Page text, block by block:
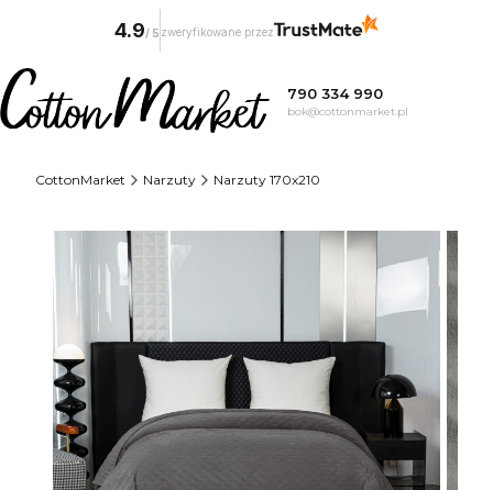
790 334 990
bok@cottonmarket.pl
CottonMarket Narzuty Narzuty 170x210
4.9/ 5 zweryfikowane przez